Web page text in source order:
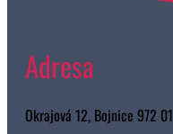
Adresa
Okrajová 12, Bojnice 972 01